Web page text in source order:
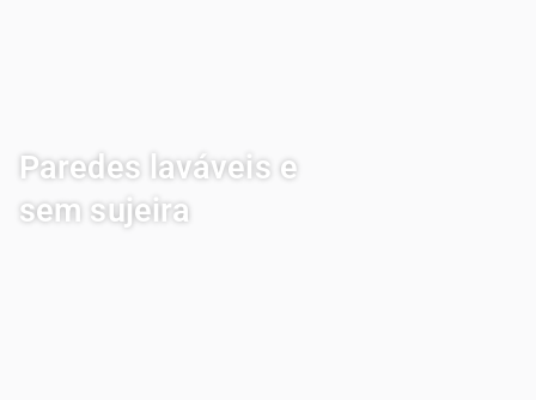
Paredes laváveis e
sem sujeira